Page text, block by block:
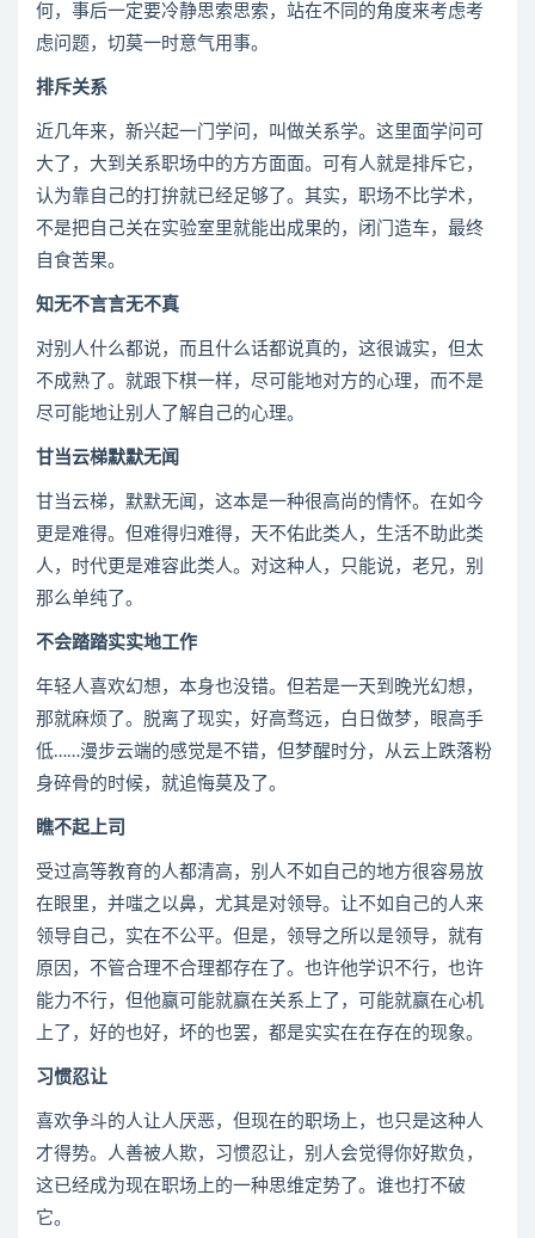
何，事后一定要冷静思索思索，站在不同的角度来考虑考
虑问题，切莫一时意气用事。
排斥关系
近几年来，新兴起一门学问，叫做关系学。这里面学问可
大了，大到关系职场中的方方面面。可有人就是排斥它，
认为靠自己的打拚就已经足够了。其实，职场不比学术，
不是把自己关在实验室里就能出成果的，闭门造车，最终
自食苦果。
知无不言言无不真
对别人什么都说，而且什么话都说真的，这很诚实，但太
不成熟了。就跟下棋一样，尽可能地对方的心理，而不是
尽可能地让别人了解自己的心理。
甘当云梯默默无闻
甘当云梯，默默无闻，这本是一种很高尚的情怀。在如今
更是难得。但难得归难得，天不佑此类人，生活不助此类
人，时代更是难容此类人。对这种人，只能说，老兄，别
那么单纯了。
不会踏踏实实地工作
年轻人喜欢幻想，本身也没错。但若是一天到晚光幻想，
那就麻烦了。脱离了现实，好高骛远，白日做梦，眼高手
低……漫步云端的感觉是不错，但梦醒时分，从云上跌落粉
身碎骨的时候，就追悔莫及了。
瞧不起上司
受过高等教育的人都清高，别人不如自己的地方很容易放
在眼里，并嗤之以鼻，尤其是对领导。让不如自己的人来
领导自己，实在不公平。但是，领导之所以是领导，就有
原因，不管合理不合理都存在了。也许他学识不行，也许
能力不行，但他赢可能就赢在关系上了，可能就赢在心机
上了，好的也好，坏的也罢，都是实实在在存在的现象。
习惯忍让
喜欢争斗的人让人厌恶，但现在的职场上，也只是这种人
才得势。人善被人欺，习惯忍让，别人会觉得你好欺负，
这已经成为现在职场上的一种思维定势了。谁也打不破
它。